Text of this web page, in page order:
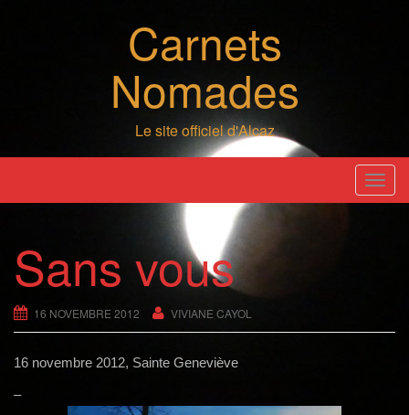
Carnets
Nomades
Le site officiel d'Alcaz
T
o
Sans vous
16 NOVEMBRE 2012 VIVIANE CAYOL
16 novembre 2012, Sainte Geneviève
–